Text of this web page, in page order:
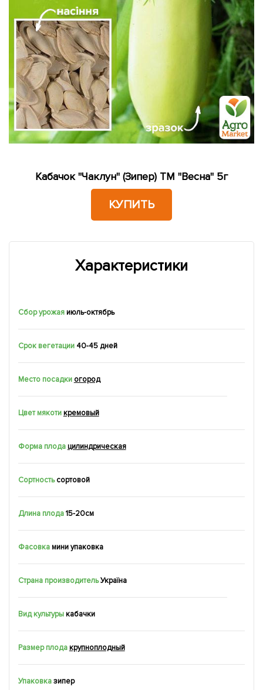
Кабачок "Чаклун" (Зипер) ТМ "Весна" 5г
КУПИТЬ
Характеристики
Сбор урожаяиюль-октябрь
Срок вегетации 40-45 дней
Место посадки огород
Цвет мякотикремовый
Форма плодацилиндрическая
Сортность сортовой
Длина плода15-20см
Фасовкамини упаковка
Страна производитель Україна
Вид культурыкабачки
Размер плодакрупноплодный
Упаковказипер